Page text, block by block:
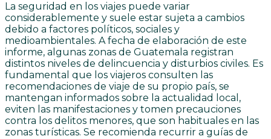
La seguridad en los viajes puede variar
considerablemente y suele estar sujeta a cambios
debido a factores políticos, sociales y
medioambientales. A fecha de elaboración de este
informe, algunas zonas de Guatemala registran
distintos niveles de delincuencia y disturbios civiles. Es
fundamental que los viajeros consulten las
recomendaciones de viaje de su propio país, se
mantengan informados sobre la actualidad local,
eviten las manifestaciones y tomen precauciones
contra los delitos menores, que son habituales en las
zonas turísticas. Se recomienda recurrir a guías de